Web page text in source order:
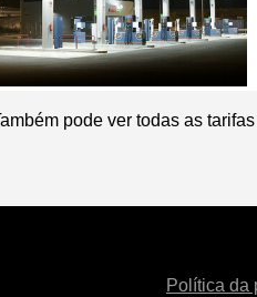
pode ver todas as
Política da